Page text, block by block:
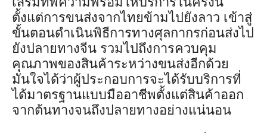
ตั้งแต่การขนส่งจากไทยข้ามไปยังลาว เข้าสู่
ขั้นตอนดำเนินพิธีการทางศุลกากรก่อนส่งไป
ยังปลายทางจีน รวมไปถึงการควบคุม
คุณภาพของสินค้าระหว่างขนส่งอีกด้วย
มั่นใจได้ว่าผู้ประกอบการจะได้รับบริการที่
ได้มาตรฐานแบบมืออาชีพตั้งแต่สินค้าออก
จากต้นทางจนถึงปลายทางอย่างแน่นอน